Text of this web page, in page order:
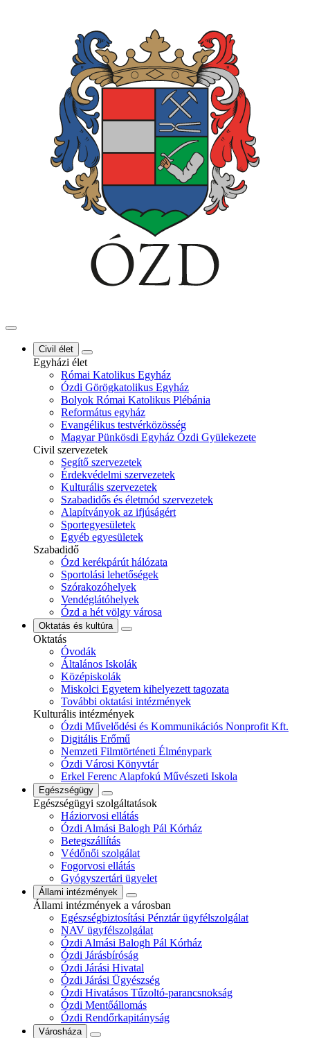
Civil élet
Egyházi élet
Római Katolikus Egyház
Ózdi Görögkatolikus Egyház
Bolyok Római Katolikus Plébánia
Református egyház
Evangélikus testvérközösség
Magyar Pünkösdi Egyház Ózdi Gyülekezete
Civil szervezetek
Segítő szervezetek
Érdekvédelmi szervezetek
Kulturális szervezetek
Szabadidős és életmód szervezetek
Alapítványok az ifjúságért
Sportegyesületek
Egyéb egyesületek
Szabadidő
Ózd kerékpárút hálózata
Sportolási lehetőségek
Szórakozóhelyek
Vendéglátóhelyek
Ózd a hét völgy városa
Oktatás és kultúra
Oktatás
Óvodák
Általános Iskolák
Középiskolák
Miskolci Egyetem kihelyezett tagozata
További oktatási intézmények
Kulturális intézmények
Ózdi Művelődési és Kommunikációs Nonprofit Kft.
Digitális Erőmű
Nemzeti Filmtörténeti Élménypark
Ózdi Városi Könyvtár
Erkel Ferenc Alapfokú Művészeti Iskola
Egészségügy
Egészségügyi szolgáltatások
Háziorvosi ellátás
Ózdi Almási Balogh Pál Kórház
Betegszállítás
Védőnői szolgálat
Fogorvosi ellátás
Gyógyszertári ügyelet
Állami intézmények
Állami intézmények a városban
Egészségbiztosítási Pénztár ügyfélszolgálat
NAV ügyfélszolgálat
Ózdi Almási Balogh Pál Kórház
Ózdi Járásbíróság
Ózdi Járási Hivatal
Ózdi Járási Ügyészség
Ózdi Hivatásos Tűzoltó-parancsnokság
Ózdi Mentőállomás
Ózdi Rendőrkapitányság
Városháza